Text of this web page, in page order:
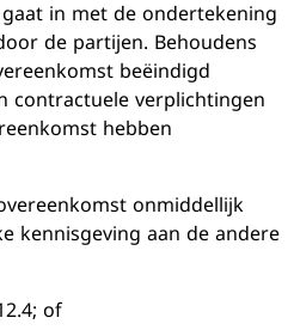
in met de ondertekening
de partijen. Behoudens
beëindigd
contractuele verplichtingen
hebben
onmiddellijk
kennisgeving aan de andere
of